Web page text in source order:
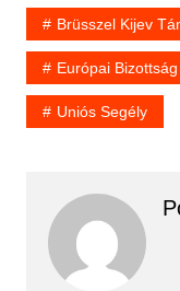
Brüsszel Kijev
Európai Bizottság
Uniós Segély